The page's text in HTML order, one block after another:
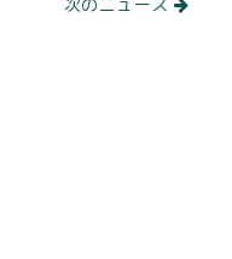
次のニュース